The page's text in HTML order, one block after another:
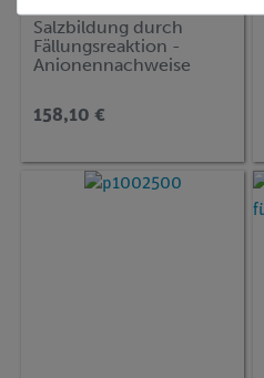
Salzbildung durch
Fällungsreaktion -
Anionennachweise
158,10 €